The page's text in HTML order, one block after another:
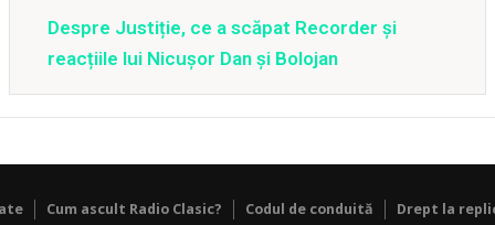
Despre Justiție, ce a scăpat Recorder și
reacțiile lui Nicușor Dan și Bolojan
Cum ascult Radio Clasic? Codul de conduită Drept la